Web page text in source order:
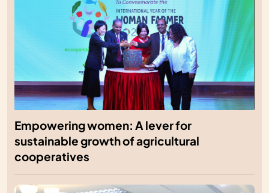
Empowering women: A lever for
sustainable growth of agricultural
cooperatives